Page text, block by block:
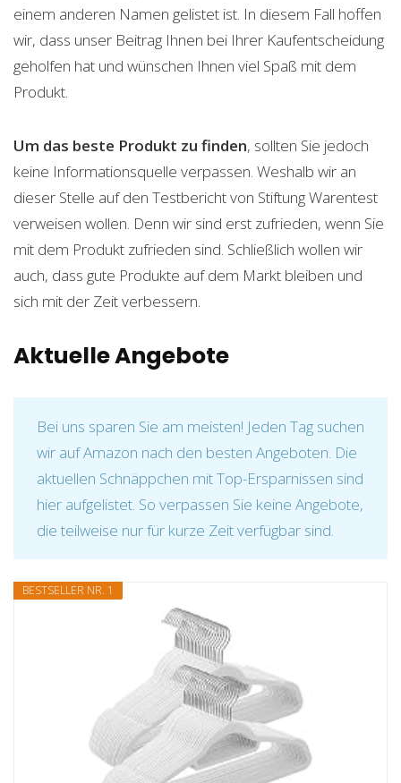
einem anderen Namen gelistet ist. In diesem Fall hoffen
wir, dass unser Beitrag Ihnen bei Ihrer Kaufentscheidung
geholfen hat und wünschen Ihnen viel Spaß mit dem
Produkt.
Um das beste Produkt zu finden, sollten Sie jedoch
keine Informationsquelle verpassen. Weshalb wir an
dieser Stelle auf den Testbericht von Stiftung Warentest
verweisen wollen. Denn wir sind erst zufrieden, wenn Sie
mit dem Produkt zufrieden sind. Schließlich wollen wir
auch, dass gute Produkte auf dem Markt bleiben und
sich mit der Zeit verbessern.
Aktuelle Angebote
Bei uns sparen Sie am meisten! Jeden Tag suchen
wir auf Amazon nach den besten Angeboten. Die
aktuellen Schnäppchen mit Top-Ersparnissen sind
hier aufgelistet. So verpassen Sie keine Angebote,
die teilweise nur für kurze Zeit verfügbar sind.
BESTSELLER NR. 1